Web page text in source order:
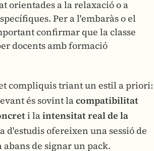
orientades a la relaxació o a
Per a l'embaràs o el
confirmar que la classe
docents amb formació
compliquis triant un estil a priori:
és sovint lacompatibilitat
i laintensitat real de la
d'estudis ofereixen una sessió de
de signar un pack.